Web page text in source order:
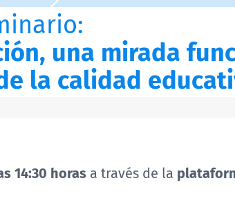
una mirada
la calidad
14:30 horas a través de la